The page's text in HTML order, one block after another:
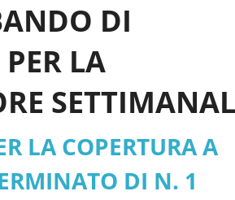
DI
LA
CATEGORIA B),
LA COPERTURA A
DI N. 1